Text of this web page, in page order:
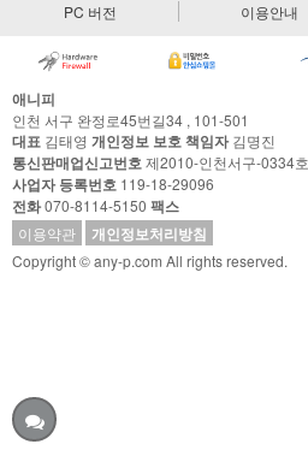
PC 버전 이용안내
애니피
인천 서구 완정로45번길34 , 101-501
대표 김태영 개인정보 보호 책임자김명진
통신판매업신고번호제2010-인천서구-0334호
사업자 등록번호 119-18-29096
전화070-8114-5150 팩스
이용약관 개인정보처리방침
Copyright © any-p.com All rights reserved.